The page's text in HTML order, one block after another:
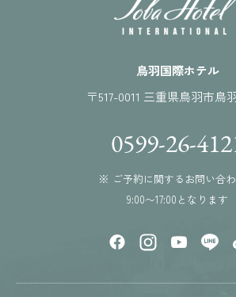
鳥羽国際ホテル
〒517-0011 三重県鳥羽市鳥
0599-26-
※ ご予約に関するお問い合
9:00〜17:00となります